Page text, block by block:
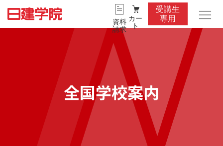
資料
請求
カー
ト
受講生
専用
全国学校案内